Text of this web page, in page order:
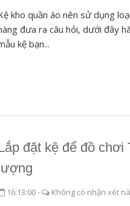
kho quần áo nên sử dụng
đưa ra câu hỏi, dưới đây
kệ bạn...
đặt kệ để đồ chơi
16:13:00- Không có nhận xét